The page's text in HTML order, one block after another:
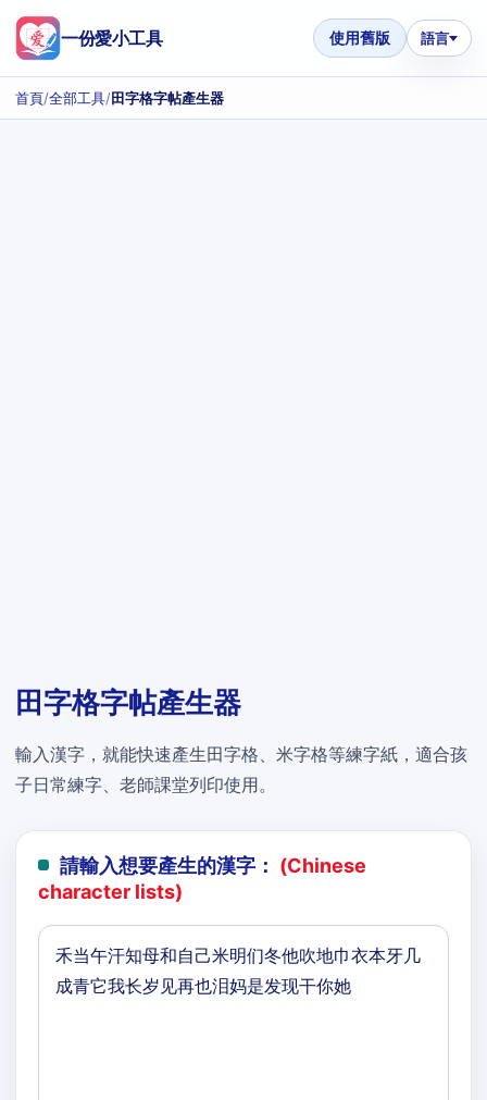
一份愛小工具 使用舊版 語言
首頁/全部工具/田字格字帖產生器
田字格字帖產生器
輸入漢字，就能快速產生田字格、米字格等練字紙，適合孩
子日常練字、老師課堂列印使用。
請輸入想要產生的漢字： (Chinese
character lists)